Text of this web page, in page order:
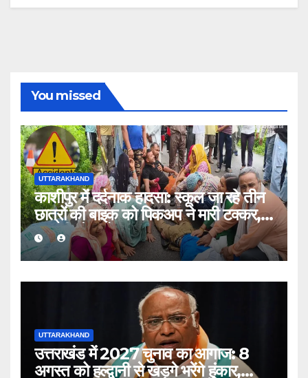
You missed
UTTARAKHAND
काशीपुर में दर्दनाक हादसा: स्कूल जा रहे तीन
छात्रों की बाइक को पिकअप ने मारी टक्कर,
एक की मौत, दो घायल
UTTARAKHAND
उत्तराखंड में 2027 चुनाव का आगाज: 8
अगस्त को हल्द्वानी से खड़गे भरेंगे हुंकार,